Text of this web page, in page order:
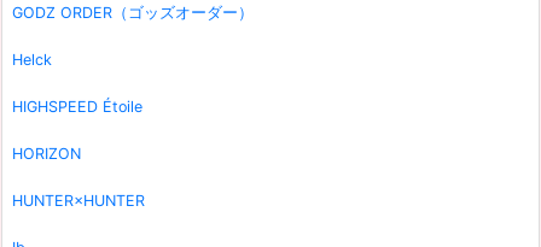
GODZ ORDER（ゴッズオーダー）
Helck
HIGHSPEED Étoile
HORIZON
HUNTER×HUNTER